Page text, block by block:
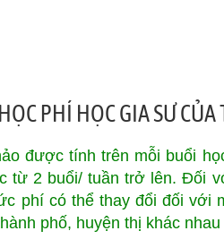
PHÍ HỌC GIA SƯ
được tính trên mỗi buổi
từ 2 buổi/ tuần trở lên. Đối
phí có thể thay đổi đối với
phố, huyện thị khác